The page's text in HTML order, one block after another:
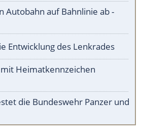
Autobahn auf Bahnlinie ab -
Entwicklung des Lenkrades
Heimatkennzeichen
die Bundeswehr Panzer und